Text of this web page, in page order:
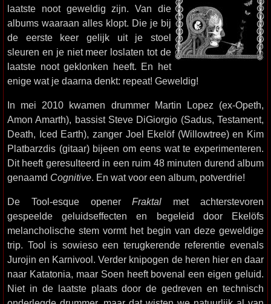
laatste noot geweldig zijn. Van die
albums waaraan alles klopt. Die je bij
de eerste keer gelijk uit je stoel
sleuren en je niet meer loslaten tot de
laatste noot geklonken heeft. En het
enige wat je daarna denkt: repeat! Geweldig!
In mei 2010 kwamen drummer Martin Lopez (ex-Opeth,
Amon Amarth), bassist Steve DiGiorgio (Sadus, Testament,
Death, Iced Earth), zanger Joel Ekelöf (Willowtree) en Kim
Platbarzdis (gitaar) bijeen om eens wat te experimenteren.
Dit heeft geresulteerd in een ruim 48 minuten durend album
genaamd Cognitive. En wat voor een album, potverdrie!
De Tool-esque openerFraktal met achterstevoren
gespeelde geluidseffecten en begeleid door Ekelöfs
melancholische stem vormt het begin van deze geweldige
trip. Tool is sowieso een terugkerende referentie evenals
Jurojin en Karnivool. Verder knipogen de heren hier en daar
naar Katatonia, maar Soen heeft bovenal een eigen geluid.
Niet in de laatste plaats door de gedreven en technisch